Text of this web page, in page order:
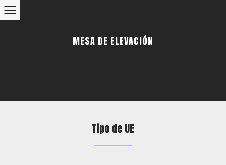
MESA DE ELEVACIÓN
Tipo de UE